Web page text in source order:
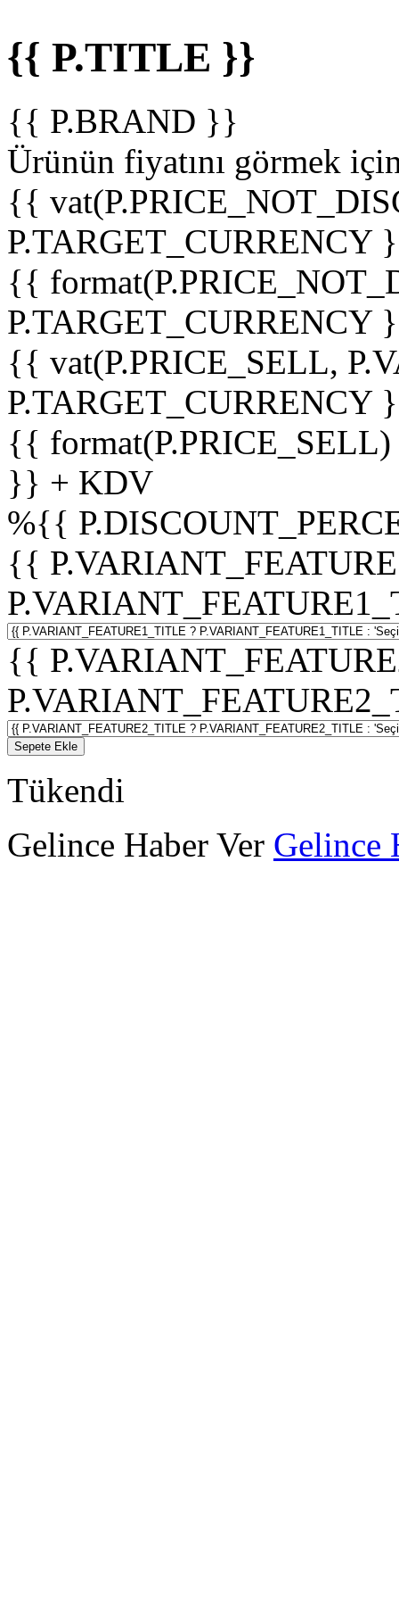
{{ P.TITLE }}
{{ P.BRAND }}
Ürünün fiyatını görmek
{{
P.TARGET_CURRENCY
{{
P.TARGET_CURRENCY
{{ vat(P.PRICE_SELL,
P.TARGET_CURRENCY
{{
}} + KDV
%{{
{{
{{
Sepete Ekle
Tükendi
Gelince Haber Ver Gelince